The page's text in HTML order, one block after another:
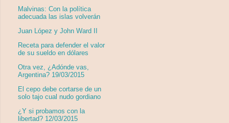
Malvinas: Con la política
adecuada las islas volverán
Juan López y John Ward II
Receta para defender el valor
de su sueldo en dólares
Otra vez, ¿Adónde vas,
Argentina? 19/03/2015
El cepo debe cortarse de un
solo tajo cual nudo gordiano
¿Y si probamos con la
libertad? 12/03/2015